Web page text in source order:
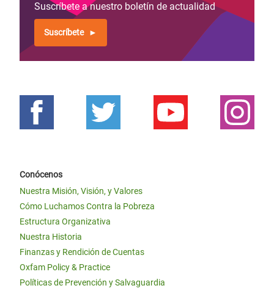
Suscríbete a nuestro boletín de actualidad
Suscríbete
Conócenos
Nuestra Misión, Visión, y Valores
Cómo Luchamos Contra la Pobreza
Estructura Organizativa
Nuestra Historia
Finanzas y Rendición de Cuentas
Oxfam Policy & Practice
Políticas de Prevención y Salvaguardia